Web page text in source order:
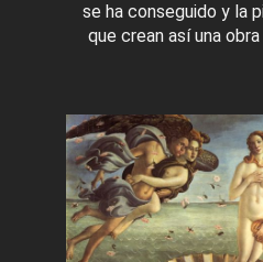
se ha conseguido y la
que crean así una